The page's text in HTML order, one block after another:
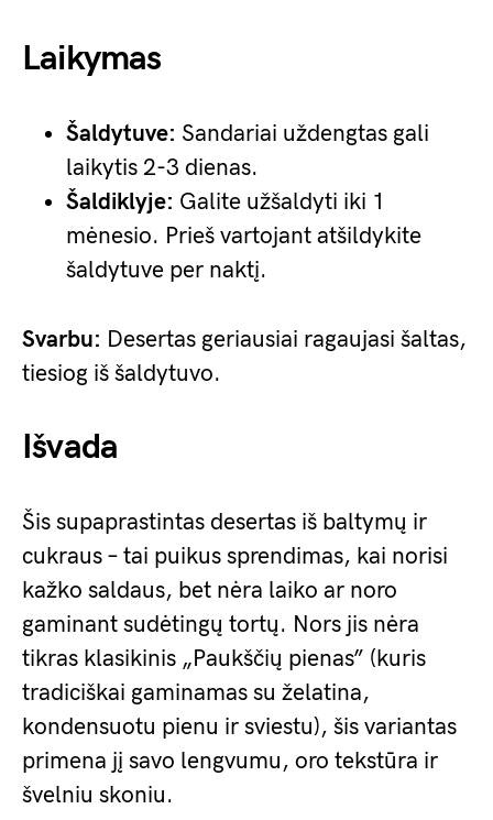
Laikymas
Šaldytuve: Sandariai uždengtas gali
laikytis 2-3 dienas.
Šaldiklyje: Galite užšaldyti iki 1
mėnesio. Prieš vartojant atšildykite
šaldytuve per naktį.
Svarbu: Desertas geriausiai ragaujasi šaltas,
tiesiog iš šaldytuvo.
Išvada
Šis supaprastintas desertas iš baltymų ir
cukraus – tai puikus sprendimas, kai norisi
kažko saldaus, bet nėra laiko ar noro
gaminant sudėtingų tortų. Nors jis nėra
tikras klasikinis „Paukščių pienas” (kuris
tradiciškai gaminamas su želatina,
kondensuotu pienu ir sviestu), šis variantas
primena jį savo lengvumu, oro tekstūra ir
švelniu skoniu.